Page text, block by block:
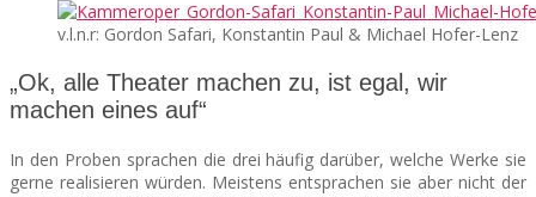
v.l.n.r: Gordon Safari, Konstantin Paul & Michael Hofer-Lenz
„Ok, alle Theater machen zu, ist egal, wir
machen eines auf“
In den Proben sprachen die drei häufig darüber, welche Werke sie
gerne realisieren würden. Meistens entsprachen sie aber nicht der